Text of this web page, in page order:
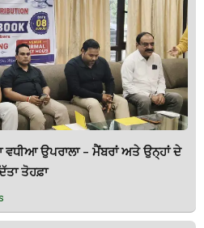
ਉਪਰਾਲਾ – ਮੈਂਬਰਾਂ ਅਤੇ ਉਨ੍ਹਾਂ ਦੇ
ਤੋਹਫ਼ਾ